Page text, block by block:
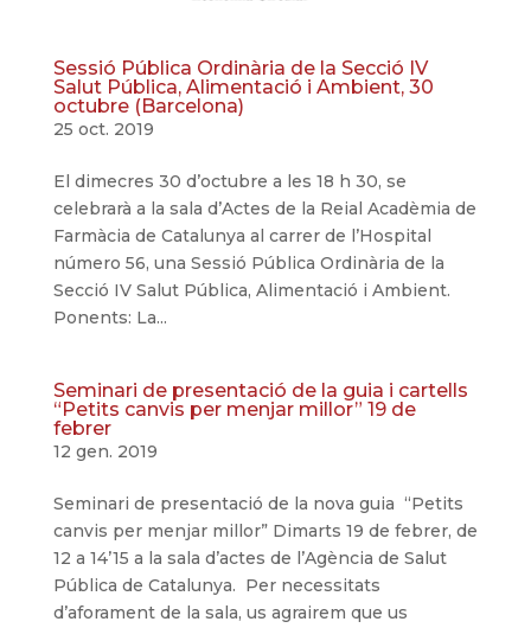
Sessió Pública Ordinària de la Secció IV
Salut Pública, Alimentació i Ambient, 30
octubre (Barcelona)
25 oct. 2019
El dimecres 30 d’octubre a les 18 h 30, se
celebrarà a la sala d’Actes de la Reial Acadèmia de
Farmàcia de Catalunya al carrer de l’Hospital
número 56, una Sessió Pública Ordinària de la
Secció IV Salut Pública, Alimentació i Ambient.
Ponents: La...
Seminari de presentació de la guia i cartells
“Petits canvis per menjar millor” 19 de
febrer
12 gen. 2019
Seminari de presentació de la nova guia “Petits
canvis per menjar millor” Dimarts 19 de febrer, de
12 a 14’15 a la sala d’actes de l’Agència de Salut
Pública de Catalunya. Per necessitats
d’aforament de la sala, us agrairem que us